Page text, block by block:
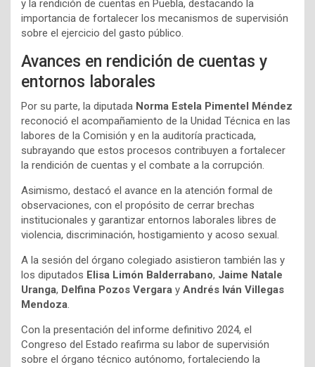
y la rendición de cuentas en Puebla, destacando la
importancia de fortalecer los mecanismos de supervisión
sobre el ejercicio del gasto público.
Avances en rendición de cuentas y
entornos laborales
Por su parte, la diputada Norma Estela Pimentel Méndez
reconoció el acompañamiento de la Unidad Técnica en las
labores de la Comisión y en la auditoría practicada,
subrayando que estos procesos contribuyen a fortalecer
la rendición de cuentas y el combate a la corrupción.
Asimismo, destacó el avance en la atención formal de
observaciones, con el propósito de cerrar brechas
institucionales y garantizar entornos laborales libres de
violencia, discriminación, hostigamiento y acoso sexual.
A la sesión del órgano colegiado asistieron también las y
los diputados Elisa Limón Balderrabano, Jaime Natale
Uranga, Delfina Pozos Vergara y Andrés Iván Villegas
Mendoza.
Con la presentación del informe definitivo 2024, el
Congreso del Estado reafirma su labor de supervisión
sobre el órgano técnico autónomo, fortaleciendo la